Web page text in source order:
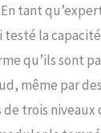
heures.
charge
être
les gants
tant
testé la
qu’ils sont
même par
trois niveaux